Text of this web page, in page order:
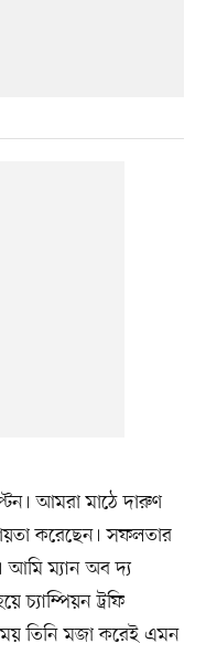
আমরা মাঠে দারুণ
করেছেন। সফলতার
আমি ম্যান অব দ্য
চ্যাম্পিয়ন ট্রফি
তিনি মজা করেই এমন